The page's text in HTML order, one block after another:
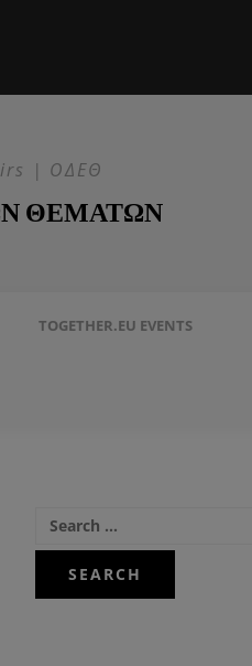
η Επιχείρηση ASPIDES: Η ΕΕ
| ΟΔΕΘ
ΘΕΜΑΤΩΝ
TOGETHER.EU EVENTS